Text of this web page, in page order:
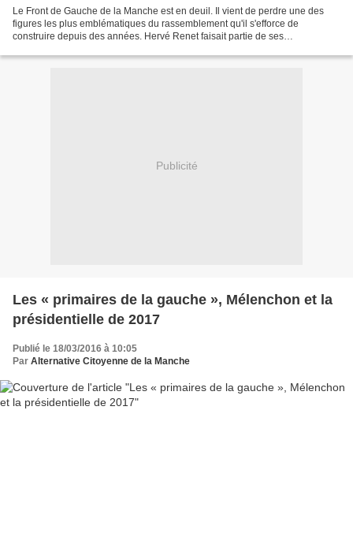
Le Front de Gauche de la Manche est en deuil. Il vient de perdre une des
figures les plus emblématiques du rassemblement qu'il s'efforce de
construire depuis des années. Hervé Renet faisait partie de ses
Publicité
Les « primaires de la gauche », Mélenchon et la
présidentielle de 2017
Publié le 18/03/2016 à 10:05
Par Alternative Citoyenne de la Manche